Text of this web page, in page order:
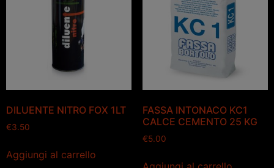
DILUENTE NITRO FOX 1LT
€3.50
Aggiungi al carrello
FASSA INTONACO KC1
CALCE CEMENTO 25 KG
€5.00